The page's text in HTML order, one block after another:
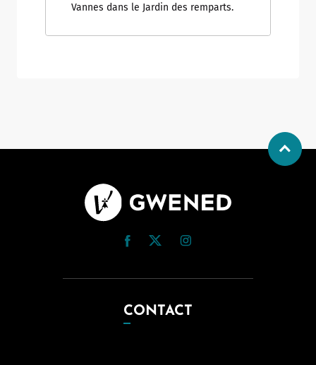
Vannes dans le Jardin des remparts.
CONTACT